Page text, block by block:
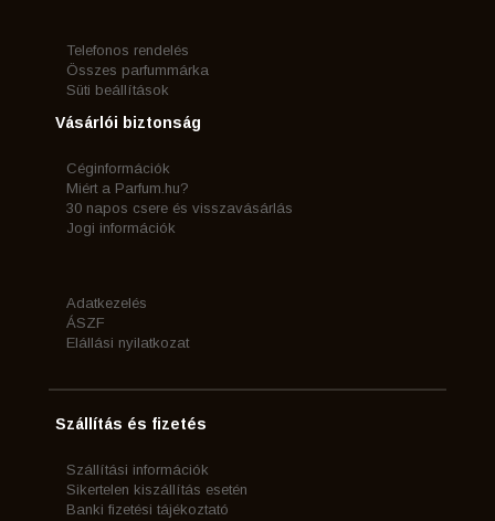
Telefonos rendelés
Összes parfummárka
Süti beállítások
Vásárlói biztonság
Céginformációk
Miért a Parfum.hu?
30 napos csere és visszavásárlás
Jogi információk
Adatkezelés
ÁSZF
Elállási nyilatkozat
Szállítás és fizetés
Szállítási információk
Sikertelen kiszállítás esetén
Banki fizetési tájékoztató